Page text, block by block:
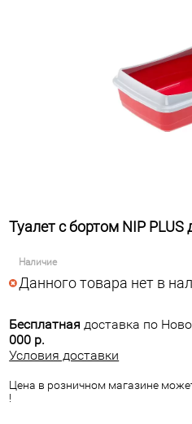
Туалет с бортом NIP
Наличие
Данного товара нет в
Бесплатная доставка по
000 р.
Условия доставки
Цена в розничном магазине
!